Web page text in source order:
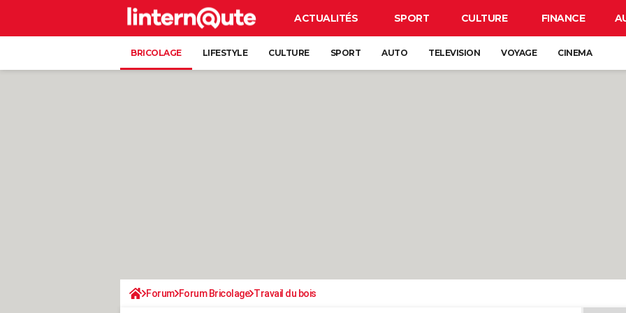
ACTUALITÉS SPORT CULTURE FINANCE
BRICOLAGE LIFESTYLE CULTURE SPORT AUTO TELEVISION VOYAGE CINEMA
Forum Forum Bricolage Travail du bois